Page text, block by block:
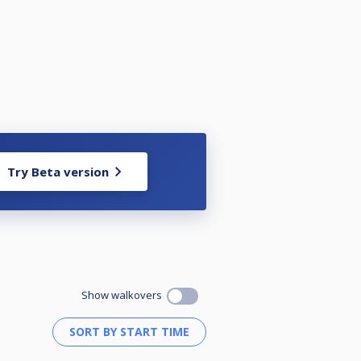
pre súpera.
Try Beta version
Show walkovers